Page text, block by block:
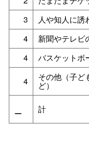
3
人や知人に誘
4
新聞やテレビ
4
バスケットボ
4 その他（子ど
ど）
ー 計